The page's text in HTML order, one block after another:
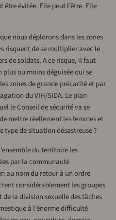
évitée. Elle peut l’être. Elle
nous déplorons dans les zones
risquent de se multiplier avec le
de soldats. A ce risque, il faut
ou moins déguisée qui se
zones de grande précarité et par
du VIH/SIDA. Le plan
le Conseil de sécurité va se
mettre réellement les femmes et
type de situation désastreuse ?
du territoire les
par la communauté
au nom du retour à un ordre
considérablement les groupes
la division sexuelle des tâches
à l’énorme difficulté